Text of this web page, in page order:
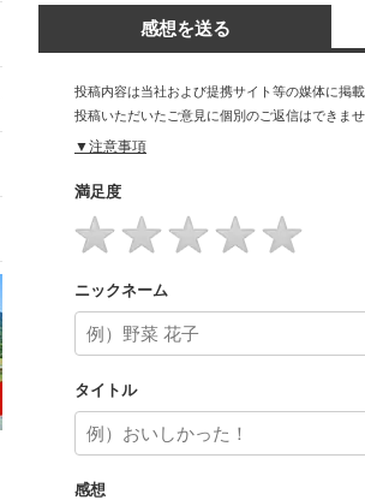
感想を送る
投稿内容は当社および提携サイト等の媒体に掲
投稿いただいたご意見に個別のご返信はできま
▼注意事項
満足度
ニックネーム
タイトル
感想